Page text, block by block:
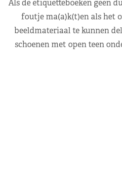
Als de etiquetteboeken geen
foutje ma(a)k(t)en als het
beeldmateriaal te kunnen
schoenen met open teen